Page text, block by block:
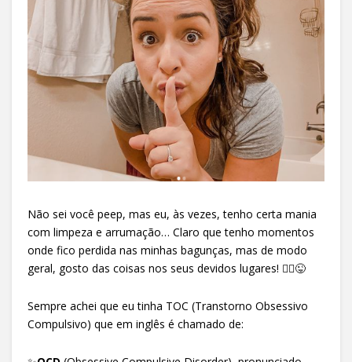
Não sei você peep, mas eu, às vezes, tenho certa mania
com limpeza e arrumação… Claro que tenho momentos
onde fico perdida nas minhas bagunças, mas de modo
geral, gosto das coisas nos seus devidos lugares! 🤦‍♀️😜
Sempre achei que eu tinha TOC (Transtorno Obsessivo
Compulsivo) que em inglês é chamado de: